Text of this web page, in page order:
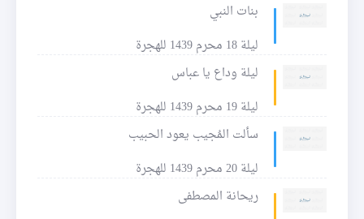
بنات النبي
ليلة 18 محرم 1439 للهجرة
ليلة وداع يا عباس
ليلة 19 محرم 1439 للهجرة
سألت المُجيب يعود الحبيب
ليلة 20 محرم 1439 للهجرة
ريحانة المصطفى